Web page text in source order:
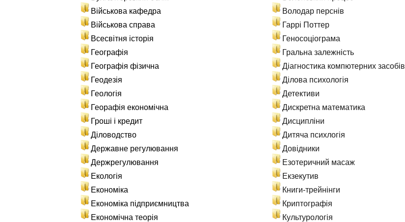
Володар перснів
Гаррі Поттер
Геносоціограма
Гральна залежність
Діагностика компютерних засобів
Ділова психологія
Детективи
Дискретна математика
Дисципліни
Дитяча психлогія
Довідники
Езотеричний масаж
Екзекутив
Книги-трейнінги
Криптографія
Культурологія
Військова кафедра
Військова справа
Всесвітня історія
Географія
Географія фізична
Геодезія
Геологія
Георафія економічна
Гроші і кредит
Діловодство
Державне регулювання
Держрегулювання
Екологія
Економіка
Економіка підприємництва
Економічна теорія